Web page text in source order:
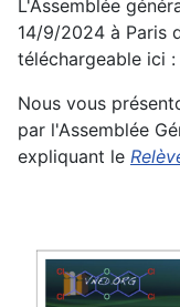
L'Assemblée
14/9/2024 à Paris
téléchargeable ici :
Nous vous
par l'Assemblée
expliquant le